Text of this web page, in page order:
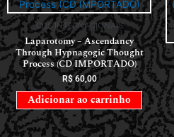
CDS INTERNACIONAIS
Laparotomy – Ascendancy
Through Hypnagogic Thought
Process (CD IMPORTADO)
R$60,00
Adicionar ao carrinho